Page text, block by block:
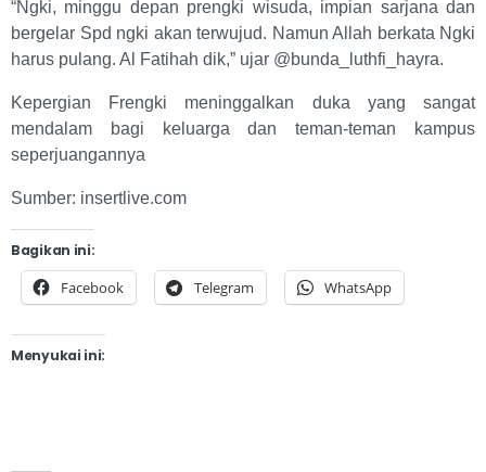
“Ngki, minggu depan prengki wisuda, impian sarjana dan
bergelar Spd ngki akan terwujud. Namun Allah berkata Ngki
harus pulang. Al Fatihah dik,” ujar @bunda_luthfi_hayra.
Kepergian Frengki meninggalkan duka yang sangat
mendalam bagi keluarga dan teman-teman kampus
seperjuangannya
Sumber: insertlive.com
Bagikan ini:
Facebook Telegram WhatsApp
Menyukai ini: